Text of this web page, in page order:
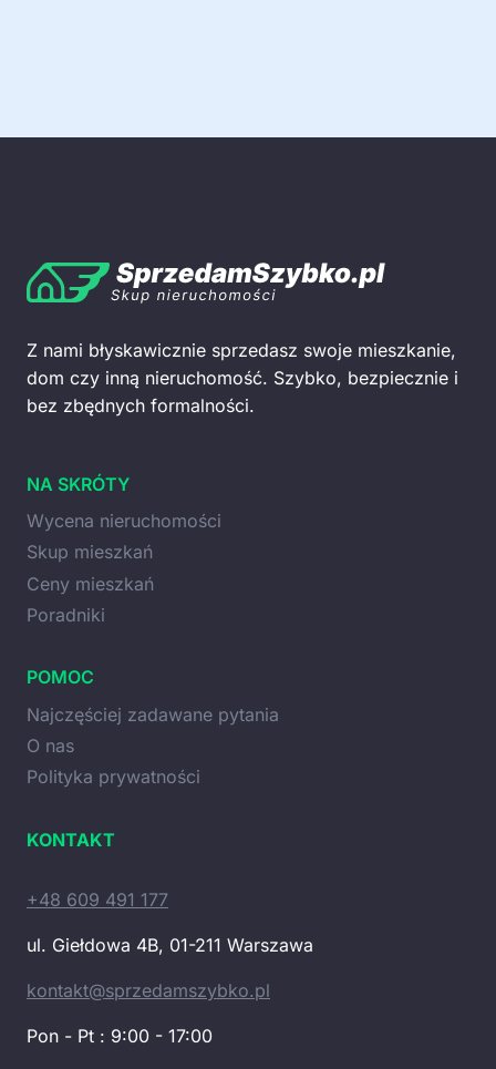
Z nami błyskawicznie sprzedasz swoje mieszkanie,
dom czy inną nieruchomość. Szybko, bezpiecznie i
bez zbędnych formalności.
NA SKRÓTY
Wycena nieruchomości
Skup mieszkań
Ceny mieszkań
Poradniki
POMOC
Najczęściej zadawane pytania
O nas
Polityka prywatności
KONTAKT
+48 609 491 177
ul. Giełdowa 4B, 01-211 Warszawa
kontakt@sprzedamszybko.pl
Pon - Pt : 9:00 - 17:00